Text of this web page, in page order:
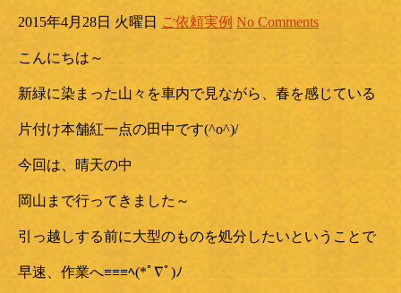
2015年4月28日 火曜日 ご依頼実例 No Comments
こんにちは～
新緑に染まった山々を車内で見ながら、春を感じている
片付け本舗紅一点の田中です(^o^)/
今回は、晴天の中
岡山まで行ってきました～
引っ越しする前に大型のものを処分したいということで
早速、作業へ≡≡≡ﾍ(*ﾟ∇ﾟ)ﾉ